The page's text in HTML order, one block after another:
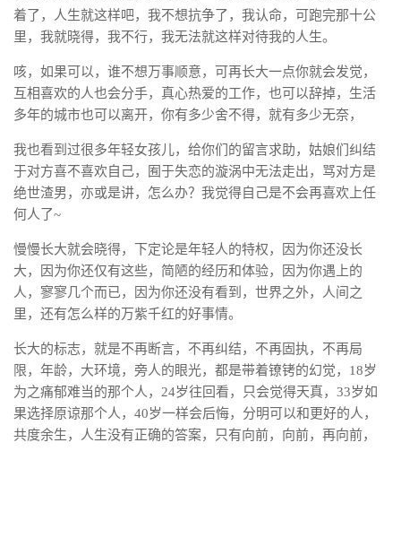
着了，人生就这样吧，我不想抗争了，我认命，可跑完那十公
里，我就晓得，我不行，我无法就这样对待我的人生。
咳，如果可以，谁不想万事顺意，可再长大一点你就会发觉，
互相喜欢的人也会分手，真心热爱的工作，也可以辞掉，生活
多年的城市也可以离开，你有多少舍不得，就有多少无奈，
我也看到过很多年轻女孩儿，给你们的留言求助，姑娘们纠结
于对方喜不喜欢自己，囿于失恋的漩涡中无法走出，骂对方是
绝世渣男，亦或是讲，怎么办？我觉得自己是不会再喜欢上任
何人了~
慢慢长大就会晓得，下定论是年轻人的特权，因为你还没长
大，因为你还仅有这些，简陋的经历和体验，因为你遇上的
人，寥寥几个而已，因为你还没有看到，世界之外，人间之
里，还有怎么样的万紫千红的好事情。
长大的标志，就是不再断言，不再纠结，不再固执，不再局
限，年龄，大环境，旁人的眼光，都是带着镣铐的幻觉，18岁
为之痛郁难当的那个人，24岁往回看，只会觉得天真，33岁如
果选择原谅那个人，40岁一样会后悔，分明可以和更好的人，
共度余生，人生没有正确的答案，只有向前，向前，再向前，